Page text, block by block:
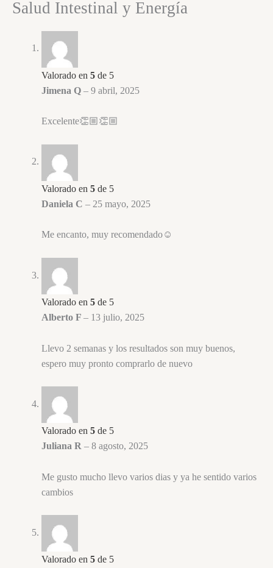
Salud Intestinal y Energía
Valorado en 5 de 5
Jimena Q – 9 abril, 2025
Excelente👏🏼👏🏼
Valorado en 5 de 5
Daniela C – 25 mayo, 2025
Me encanto, muy recomendado☺️
Valorado en 5 de 5
Alberto F – 13 julio, 2025
Llevo 2 semanas y los resultados son muy buenos,
espero muy pronto comprarlo de nuevo
Valorado en 5 de 5
Juliana R – 8 agosto, 2025
Me gusto mucho llevo varios dias y ya he sentido varios
cambios
Valorado en 5 de 5